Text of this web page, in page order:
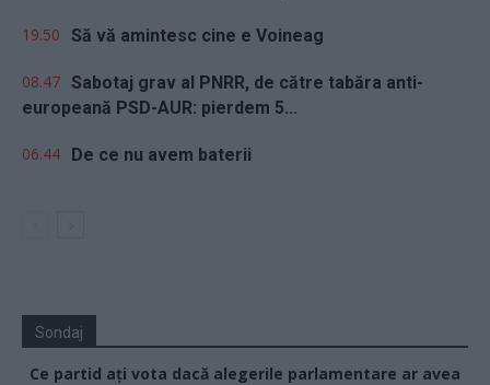
19.50 Să vă amintesc cine e Voineag
08.47 Sabotaj grav al PNRR, de către tabăra anti-
europeană PSD-AUR: pierdem 5...
06.44 De ce nu avem baterii
Sondaj
Ce partid ați vota dacă alegerile parlamentare ar avea